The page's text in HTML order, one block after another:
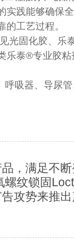
实践能够确保
工艺过程。
光固化胶、乐
乐泰®专业胶
呼吸器、导尿
，满足不
纹锁固
攻势来推